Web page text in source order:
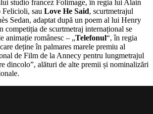
studio francez Folimage, în regia lui Alain
Felicioli, sau Love He Said, scurtmetrajul
Sedan, adaptat după un poem al lui Henry
competiția de scurtmetraj internațional se
animație românesc – „Telefonul“, în regia
deține în palmares marele premiu al
de Film de la Annecy pentru lungmetrajul
dincolo”, alături de alte premii și nominalizări